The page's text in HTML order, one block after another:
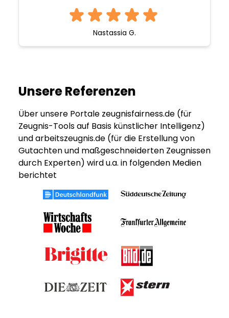
Nastassia G.
Unsere Referenzen
Über unsere Portale zeugnisfairness.de (für
Zeugnis-Tools auf Basis künstlicher Intelligenz)
und arbeitszeugnis.de (für die Erstellung von
Gutachten und maßgeschneiderten Zeugnissen
durch Experten) wird u.a. in folgenden Medien
berichtet